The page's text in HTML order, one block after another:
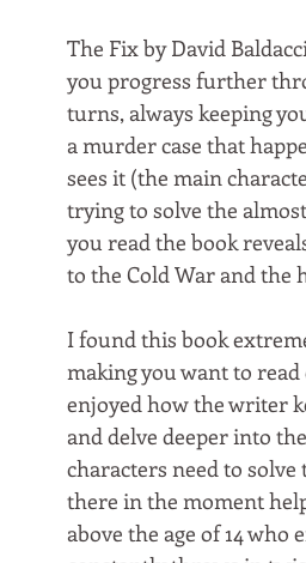
The Fix by David
you progress further
turns, always keeping
a murder case that
sees it (the main
trying to solve the
you read the book
to the Cold War and the
I found this book
making you want to
enjoyed how the writer
and delve deeper into
characters need to
there in the moment
above the age of 14